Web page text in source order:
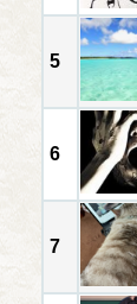
5
6
7